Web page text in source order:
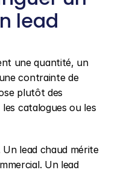
lead
une quantité, un
contrainte de
plutôt des
catalogues ou les
lead chaud mérite
Un lead